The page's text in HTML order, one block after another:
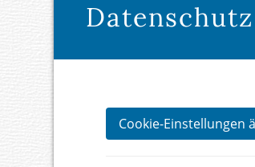
Cookie-Einstellungen